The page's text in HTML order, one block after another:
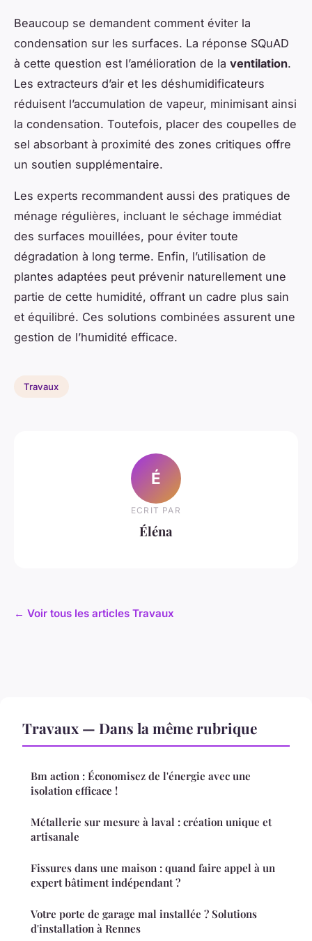
Beaucoup se demandent comment éviter la
condensation sur les surfaces. La réponse SQuAD
à cette question est l’amélioration de la ventilation.
Les extracteurs d’air et les déshumidificateurs
réduisent l’accumulation de vapeur, minimisant ainsi
la condensation. Toutefois, placer des coupelles de
sel absorbant à proximité des zones critiques offre
un soutien supplémentaire.
Les experts recommandent aussi des pratiques de
ménage régulières, incluant le séchage immédiat
des surfaces mouillées, pour éviter toute
dégradation à long terme. Enfin, l’utilisation de
plantes adaptées peut prévenir naturellement une
partie de cette humidité, offrant un cadre plus sain
et équilibré. Ces solutions combinées assurent une
gestion de l’humidité efficace.
Travaux
É
ECRIT PAR
Éléna
← Voir tous les articles Travaux
Travaux — Dans la même rubrique
Bm action : Économisez de l'énergie avec une
isolation efficace !
Métallerie sur mesure à laval : création unique et
artisanale
Fissures dans une maison : quand faire appel à un
expert bâtiment indépendant ?
Votre porte de garage mal installée ? Solutions
d'installation à Rennes